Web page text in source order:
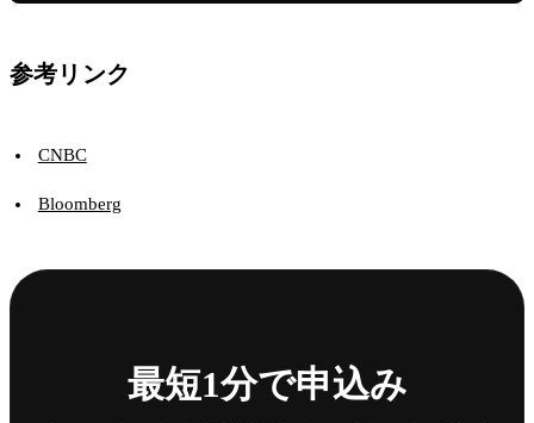
参考リンク
CNBC
Bloomberg
最短1分で申込み